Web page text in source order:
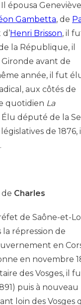
épousa Geneviève
Gambetta, de
Henri Brisson, il
la République, il
avant de
année, il fut
aux côtés de
quotidien La
Élu député de la
de 1876, il
de Charles
de Saône-et-
répression de
en
en novembre
des Vosges, il
puis à nouveau
loin des Vosges